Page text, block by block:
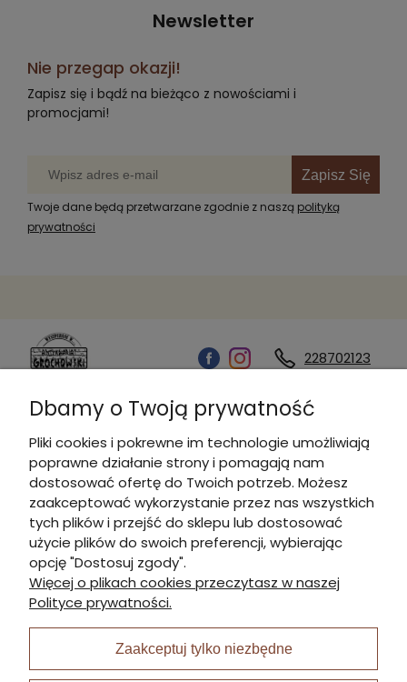
Newsletter
Nie przegap okazji!
Zapisz się i bądź na bieżąco z nowościami i
promocjami!
Zapisz Się
Twoje dane będą przetwarzane zgodnie z naszą polityką
prywatności
228702123
Kontakt
Informacje
Płatności i dostawa
Moje konto
I Nagroda w plabiscycie:
Dbamy o Twoją prywatność
Pliki cookies i pokrewne im technologie umożliwiają
poprawne działanie strony i pomagają nam
dostosować ofertę do Twoich potrzeb. Możesz
zaakceptować wykorzystanie przez nas wszystkich
tych plików i przejść do sklepu lub dostosować
użycie plików do swoich preferencji, wybierając
opcję "Dostosuj zgody".
Więcej o plikach cookies przeczytasz w naszej
Polityce prywatności.
Zaakceptuj tylko niezbędne